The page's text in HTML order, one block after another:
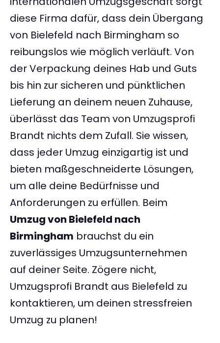
diese Firma dafür, dass dein Übergang
von Bielefeld nach Birmingham so
reibungslos wie möglich verläuft. Von
der Verpackung deines Hab und Guts
bis hin zur sicheren und pünktlichen
Lieferung an deinem neuen Zuhause,
überlässt das Team von Umzugsprofi
Brandt nichts dem Zufall. Sie wissen,
dass jeder Umzug einzigartig ist und
bieten maßgeschneiderte Lösungen,
um alle deine Bedürfnisse und
Anforderungen zu erfüllen. Beim
Umzug von Bielefeld nach
Birmingham brauchst du ein
zuverlässiges Umzugsunternehmen
auf deiner Seite. Zögere nicht,
Umzugsprofi Brandt aus Bielefeld zu
kontaktieren, um deinen stressfreien
Umzug zu planen!